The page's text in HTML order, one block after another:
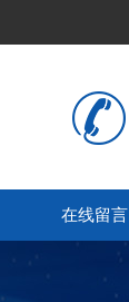
在线留言